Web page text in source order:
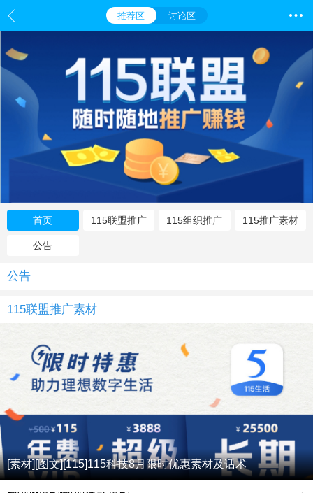
推荐区 讨论区
首页
115联盟推广
115组织推广
115推广素材
公告
公告
115联盟推广素材
[素材][图文][115]115科技8月限时优惠素材及话术